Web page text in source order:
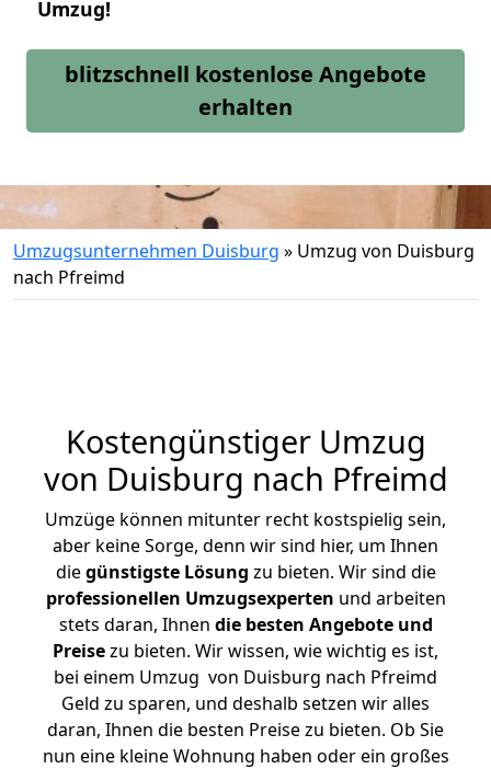
Umzug!
blitzschnell kostenlose Angebote
erhalten
Umzugsunternehmen Duisburg » Umzug von Duisburg
nach Pfreimd
Kostengünstiger Umzug
von Duisburg nach Pfreimd
Umzüge können mitunter recht kostspielig sein,
aber keine Sorge, denn wir sind hier, um Ihnen
diegünstigste Lösung zu bieten. Wir sind die
professionellen Umzugsexperten und arbeiten
stets daran, Ihnen die besten Angebote und
Preisezu bieten. Wir wissen, wie wichtig es ist,
bei einem Umzug von Duisburg nach Pfreimd
Geld zu sparen, und deshalb setzen wir alles
daran, Ihnen die besten Preise zu bieten. Ob Sie
nun eine kleine Wohnung haben oder ein großes